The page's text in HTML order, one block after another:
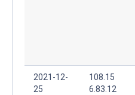
2021-12-
25
108.15
6.83.12